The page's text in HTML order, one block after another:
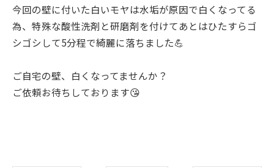
今回の壁に付いた白いモヤは水垢が原因で白くなってる
為、特殊な酸性洗剤と研磨剤を付けてあとはひたすらゴ
シゴシして5分程で綺麗に落ちました💪
ご自宅の壁、白くなってませんか？
ご依頼お待ちしております😘